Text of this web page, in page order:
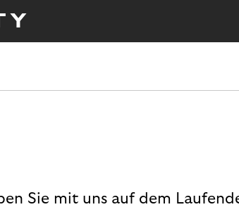
Sie mit uns auf dem